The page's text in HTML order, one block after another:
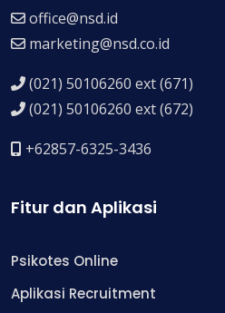
office@nsd.id
marketing@nsd.co.id
(021) 50106260 ext (671)
(021) 50106260 ext (672)
+62857-6325-3436
Fitur dan Aplikasi
Psikotes Online
Aplikasi Recruitment